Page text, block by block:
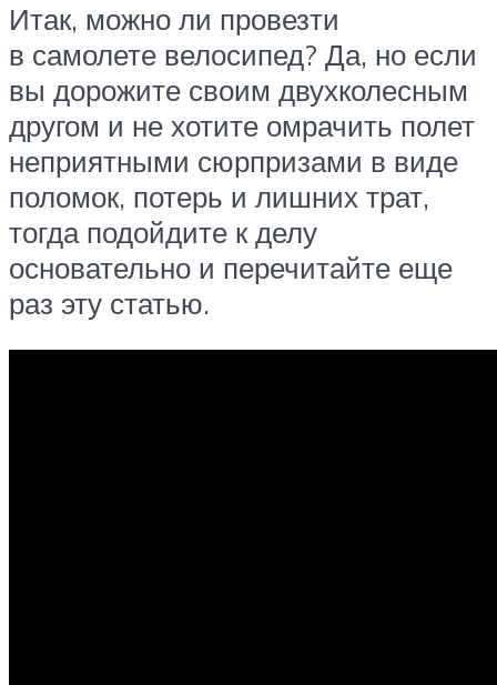
Итак, можно ли провезти
в самолете велосипед? Да, но если
вы дорожите своим двухколесным
другом и не хотите омрачить полет
неприятными сюрпризами в виде
поломок, потерь и лишних трат,
тогда подойдите к делу
основательно и перечитайте еще
раз эту статью.